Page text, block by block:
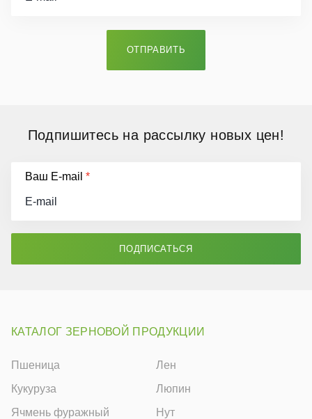
ОТПРАВИТЬ
Подпишитесь на рассылку новых цен!
Ваш E-mail *
ПОДПИСАТЬСЯ
КАТАЛОГ ЗЕРНОВОЙ ПРОДУКЦИИ
Пшеница
Кукуруза
Ячмень фуражный
Лен
Люпин
Нут